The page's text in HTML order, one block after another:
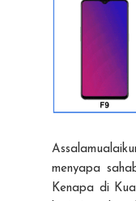
menyapa
Kenapa di